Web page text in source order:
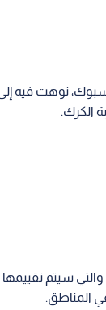
نوهت فيه
الكرك.
والتي سيتم
المناطق.